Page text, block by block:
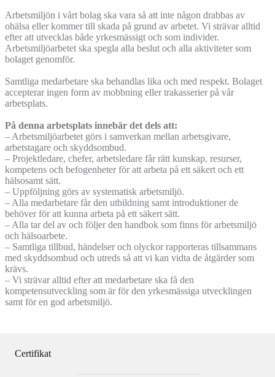
Arbetsmiljön i vårt bolag ska vara så att inte någon drabbas av
ohälsa eller kommer till skada på grund av arbetet. Vi strävar alltid
efter att utvecklas både yrkesmässigt och som individer.
Arbetsmiljöarbetet ska spegla alla beslut och alla aktiviteter som
bolaget genomför.
Samtliga medarbetare ska behandlas lika och med respekt. Bolaget
accepterar ingen form av mobbning eller trakasserier på vår
arbetsplats.
På denna arbetsplats innebär det dels att:
– Arbetsmiljöarbetet görs i samverkan mellan arbetsgivare,
arbetstagare och skyddsombud.
– Projektledare, chefer, arbetsledare får rätt kunskap, resurser,
kompetens och befogenheter för att arbeta på ett säkert och ett
hälsosamt sätt.
– Uppföljning görs av systematisk arbetsmiljö.
– Alla medarbetare får den utbildning samt introduktioner de
behöver för att kunna arbeta på ett säkert sätt.
– Alla tar del av och följer den handbok som finns för arbetsmiljö
och hälsoarbete.
– Samtliga tillbud, händelser och olyckor rapporteras tillsammans
med skyddsombud och utreds så att vi kan vidta de åtgärder som
krävs.
– Vi strävar alltid efter att medarbetare ska få den
kompetensutveckling som är för den yrkesmässiga utvecklingen
samt för en god arbetsmiljö.
Certifikat